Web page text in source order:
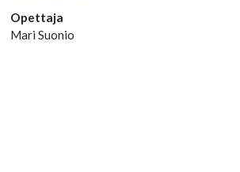
Opettaja
Mari Suonio